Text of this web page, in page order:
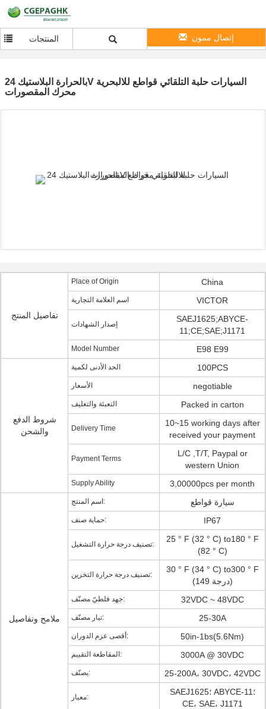
المنتجات إتصال ممون
بالحرارة البلاستيك 24V السيارات حلبة التلقائي قواطع للالبحرية
محرك المقصورات
تفاصيل المنتج
Place of Origin China
اسم العلامة التجارية VICTOR
إصدار الشهادات
SAEJ1625;ABYCE-
11;CE;SAE;J1171
Model Number E98 E99
شروط الدفع
والشحن
الحد الأدنى لكمية 100PCS
الأسعار negotiable
التعبئة والتغليف Packed in carton
Delivery Time
10~15 working days after
received your payment
Payment Terms
L/C ,T/T, Paypal or
western Union
Supply Ability 3,00000pcs per month
ملامح وتفاصيل
اسم المنتج: سيارة قواطع
حماية صنف: IP67
تصنيف درجة حرارة التشغيل:
25 ° F (32 ° C) to180 ° F
(82 ° C)
تصنيف درجة حرارة التخزين:
30 ° F (34 ° C) to300 ° F
(149 درجة)
جهد فلطيّ مصنّف: 32VDC ~ 48VDC
تيار مصنّف: 25-30A
أقصى عزم الدوران: 50in-1bs(5.6Nm)
المقاطعة التقييم: 3000A @ 30VDC
يصنّف: 25-200A، 30VDC، 42VDC
معيار:
SAEJ1625؛ ABYCE-11؛
CE، SAE، J1171